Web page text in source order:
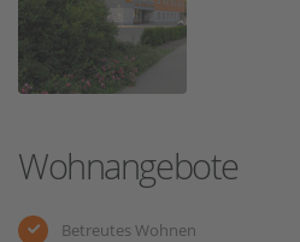
Wohnangebote
Betreutes Wohnen